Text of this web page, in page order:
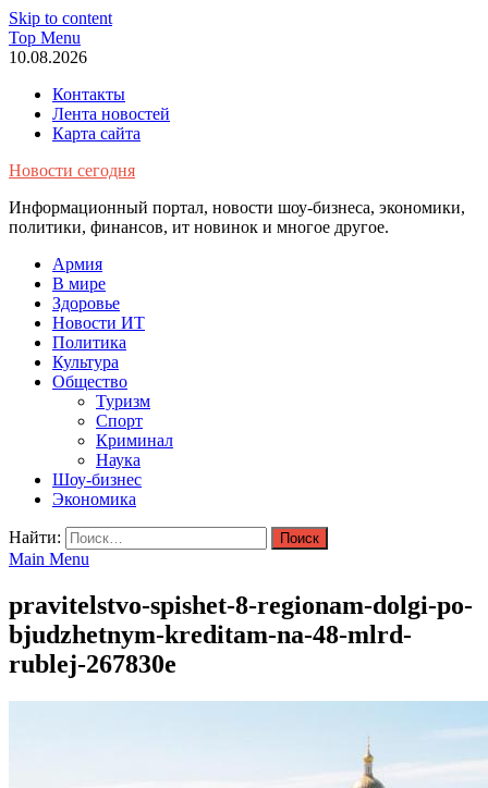
Skip to content
Top Menu
10.08.2026
Контакты
Лента новостей
Карта сайта
Новости сегодня
Информационный портал, новости шоу-бизнеса, экономики,
политики, финансов, ит новинок и многое другое.
Армия
В мире
Здоровье
Новости ИТ
Политика
Культура
Общество
Туризм
Спорт
Криминал
Наука
Шоу-бизнес
Экономика
Найти:
Main Menu
pravitelstvo-spishet-8-regionam-dolgi-po-
bjudzhetnym-kreditam-na-48-mlrd-
rublej-267830e